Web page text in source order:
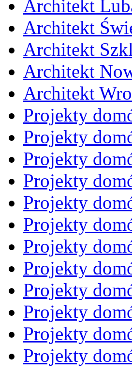
Architekt
Architekt
Architekt
Architekt
Architekt
Projekty
Projekty
Projekty
Projekty
Projekty
Projekty
Projekty
Projekty
Projekty
Projekty
Projekty
Projekty